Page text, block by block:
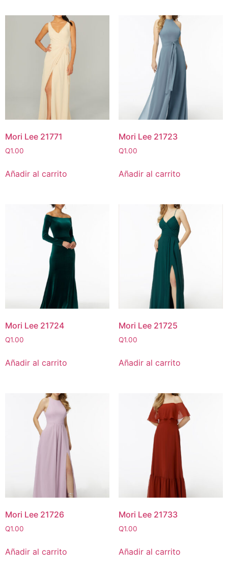
Mori Lee 21771
Q1.00
Añadir al carrito
Mori Lee 21723
Q1.00
Añadir al carrito
Mori Lee 21724
Q1.00
Añadir al carrito
Mori Lee 21725
Q1.00
Añadir al carrito
Mori Lee 21726
Q1.00
Añadir al carrito
Mori Lee 21733
Q1.00
Añadir al carrito